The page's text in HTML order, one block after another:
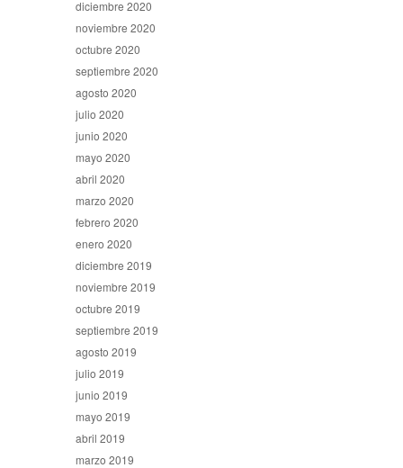
diciembre 2020
noviembre 2020
octubre 2020
septiembre 2020
agosto 2020
julio 2020
junio 2020
mayo 2020
abril 2020
marzo 2020
febrero 2020
enero 2020
diciembre 2019
noviembre 2019
octubre 2019
septiembre 2019
agosto 2019
julio 2019
junio 2019
mayo 2019
abril 2019
marzo 2019